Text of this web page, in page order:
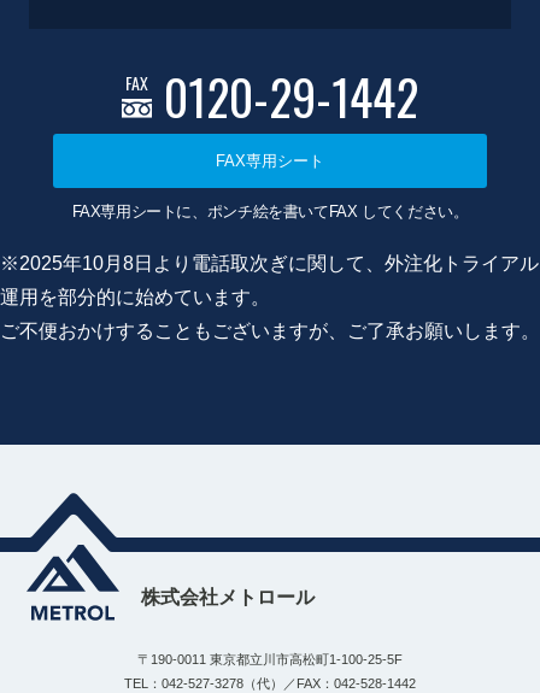
FAX 0120-29-1442
FAX専用シート
FAX専用シートに、ポンチ絵を書いてFAX してください。
※2025年10月8日より電話取次ぎに関して、外注化トライアル
運用を部分的に始めています。
ご不便おかけすることもございますが、ご了承お願いします。
株式会社メトロール
〒190-0011 東京都立川市高松町1-100-25-5F
TEL：042-527-3278（代）／FAX：042-528-1442